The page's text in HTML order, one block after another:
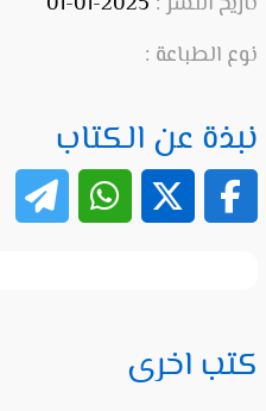
نوع الطباعة :
نبذة عن الكتاب
كتب اخرى